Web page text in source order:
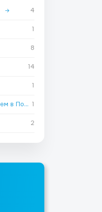
→ 4
1
8
14
1
Работа Медицинским представителем в Польше 1
2